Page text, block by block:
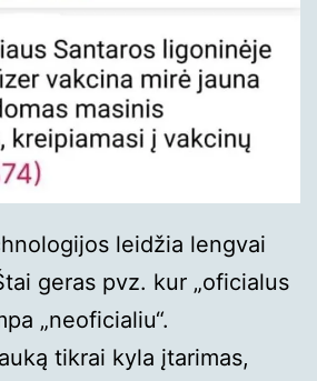
leidžia lengvai
geras pvz. kur „oficialus
„neoficialiu“.
tikrai kyla įtarimas,